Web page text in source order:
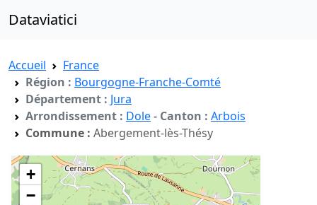
Dataviatici
Accueil
France
Région : Bourgogne-Franche-Comté
Département : Jura
Arrondissement : Dole- Canton : Arbois
Commune : Abergement-lès-Thésy
+
−